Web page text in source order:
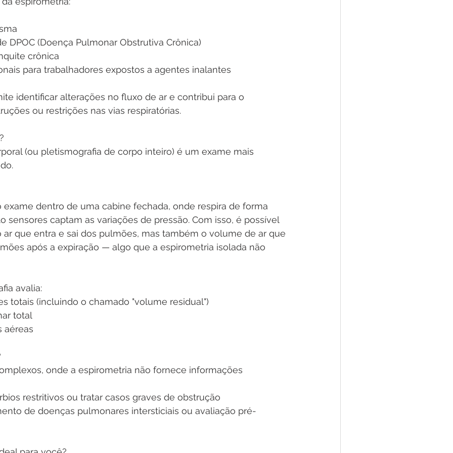
DPOC (Doença Pulmonar Obstrutiva Crônica)
crônica
para trabalhadores expostos a agentes inalantes
identificar alterações no fluxo de ar e contribui para o
ou restrições nas vias respiratórias.
(ou pletismografia de corpo inteiro) é um exame mais
exame dentro de uma cabine fechada, onde respira de forma
sensores captam as variações de pressão. Com isso, é possível
ar que entra e sai dos pulmões, mas também o volume de ar que
após a expiração — algo que a espirometria isolada não
avalia:
totais (incluindo o chamado "volume residual")
total
aéreas
onde a espirometria não fornece informações
restritivos ou tratar casos graves de obstrução
de doenças pulmonares intersticiais ou avaliação pré-